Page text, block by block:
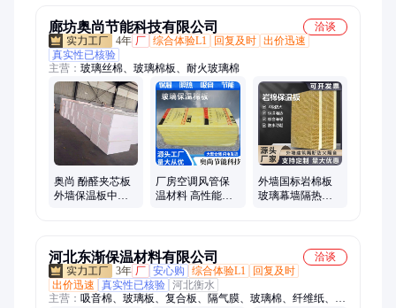
廊坊奥尚节能科技有限公司
洽谈
4年 厂 综合体验L1 回复及时 出价迅速
真实性已核验
主营： 玻璃丝棉、玻璃棉板、耐火玻璃棉
奥尚 酚醛夹芯板
外墙保温板中央
厂房空调风管保
温材料 高性能玻
外墙国标岩棉板
玻璃幕墙隔热防
河北东渐保温材料有限公司
洽谈
3年 厂 安心购 综合体验L1
回复及时
出价迅速
真实性已核验 河北衡水
主营： 吸音棉、玻璃板、复合板、隔气膜、玻璃棉、纤维纸、隔